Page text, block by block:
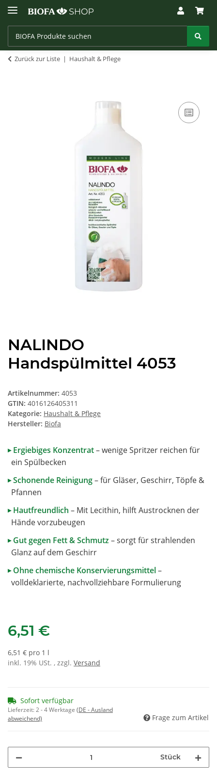
Zurück zur Liste Haushalt & Pflege
NALINDO
Handspülmittel 4053
Artikelnummer: 4053
GTIN: 4016126405311
Kategorie: Haushalt & Pflege
Hersteller: Biofa
▸ Ergiebiges Konzentrat– wenige Spritzer reichen für
ein Spülbecken
▸ Schonende Reinigung– für Gläser, Geschirr, Töpfe &
Pfannen
▸ Hautfreundlich – Mit Lecithin, hilft Austrocknen der
Hände vorzubeugen
▸ Gut gegen Fett & Schmutz – sorgt für strahlenden
Glanz auf dem Geschirr
▸ Ohne chemische Konservierungsmittel–
volldeklarierte, nachvollziehbare Formulierung
6,51 €
6,51 € pro 1 l
inkl. 19% USt. , zzgl. Versand
Sofort verfügbar
Lieferzeit:2 - 4 Werktage (DE - Ausland
abweichend)
Frage zum Artikel
Stück